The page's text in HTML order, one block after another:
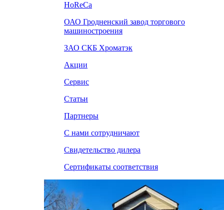
HoReCa
ОАО Гродненский завод торгового
машиностроения
ЗАО СКБ Хроматэк
Акции
Сервис
Статьи
Партнеры
С нами сотрудничают
Свидетельство дилера
Сертификаты соответствия